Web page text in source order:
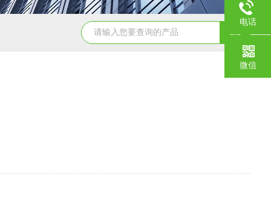
WGT-S透光率雾度仪 T32775农药分散性测定仪
电话
微信